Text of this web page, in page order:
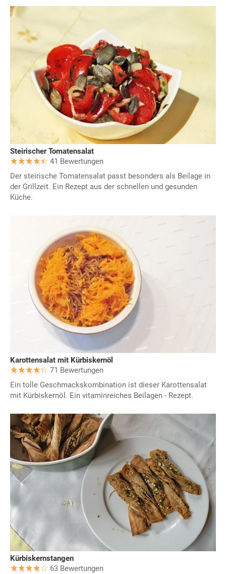
Steirischer Tomatensalat
41 Bewertungen
Der steirische Tomatensalat passt besonders als Beilage in
der Grillzeit. Ein Rezept aus der schnellen und gesunden
Küche.
Karottensalat mit Kürbiskernöl
71 Bewertungen
Ein tolle Geschmackskombination ist dieser Karottensalat
mit Kürbiskernöl. Ein vitaminreiches Beilagen - Rezept.
Kürbiskernstangen
63 Bewertungen